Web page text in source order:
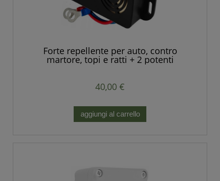
Forte repellente per auto, contro
martore, topi e ratti + 2 potenti
altoparlanti
40,00 €
aggiungi al carrello